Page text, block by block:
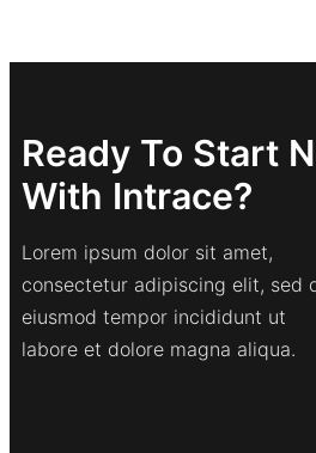
Ready To Start
With Intrace?
Lorem ipsum dolor sit amet,
consectetur adipiscing elit, sed
eiusmod tempor incididunt ut
labore et dolore magna aliqua.